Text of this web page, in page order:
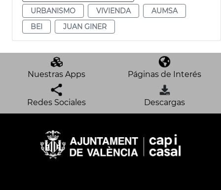
URBANISMO
VIVIENDA
AUMSA
BEI
JUAN GINER
Nuestras Apps Páginas de Interés
Redes Sociales Descargas